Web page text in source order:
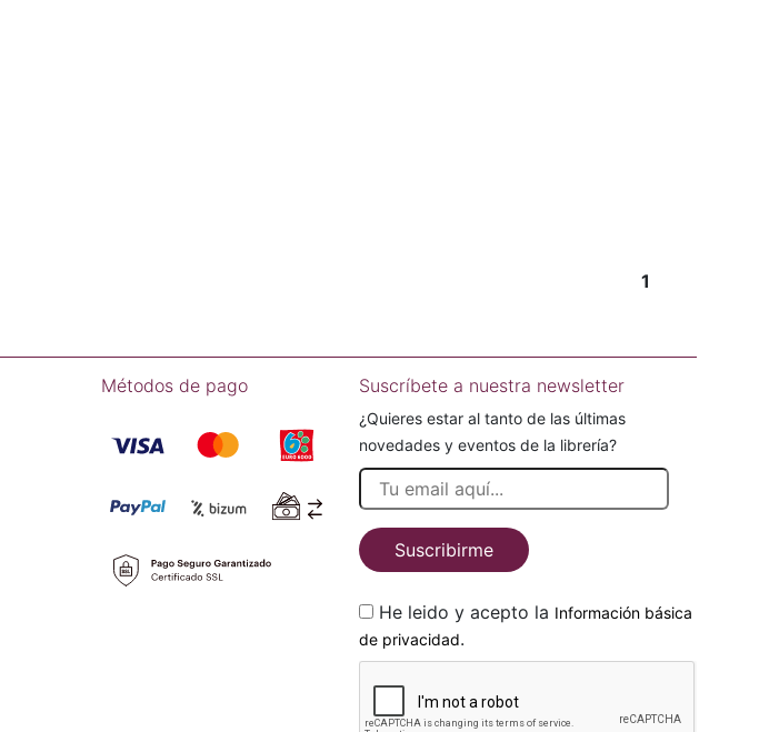
1
Métodos de pago Suscríbete a nuestra newsletter
¿Quieres estar al tanto de las últimas
novedades y eventos de la librería?
Suscribirme
He leido y acepto la Información básica
de privacidad.